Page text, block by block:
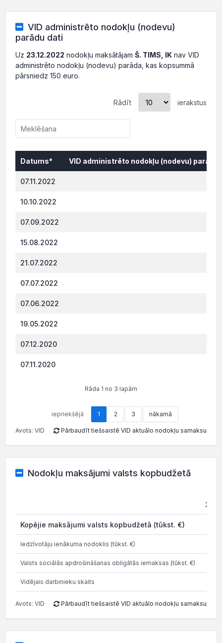
VID administrēto nodokļu (nodevu)
parādu dati
Uz 23.12.2022 nodokļu maksātājam Š. TIMS, IK nav VID
administrēto nodokļu (nodevu) parāda, kas kopsummā
pārsniedz 150 euro.
Rādīt ierakstus
Datums*
VID administrēto nodokļu (nodevu)
07.11.2022
10.10.2022
07.09.2022
15.08.2022
21.07.2022
07.07.2022
07.06.2022
19.05.2022
07.12.2020
07.11.2020
Rāda 1 no 3 lapām
iepriekšējā 1 2 3 nākamā
Avots: VID Pārbaudīt tiešsaistē VID aktuālo nodokļu samaksu
Nodokļu maksājumi valsts kopbudžetā
2025
Kopējie maksājumi valsts kopbudžetā (tūkst. €)
Iedzīvotāju ienākuma nodoklis (tūkst. €)
Valsts sociālās apdrošināšanas obligātās iemaksas (tūkst. €)
Vidējais darbinieku skaits
Avots: VID Pārbaudīt tiešsaistē VID aktuālo nodokļu samaksu